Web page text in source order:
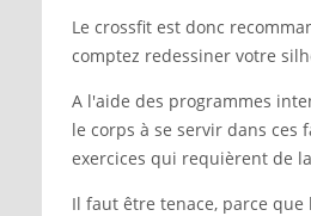
Le crossfit est donc
comptez redessiner votre
A l'aide des programmes
le corps à se servir dans ces
exercices qui requièrent de
Il faut être tenace, parce